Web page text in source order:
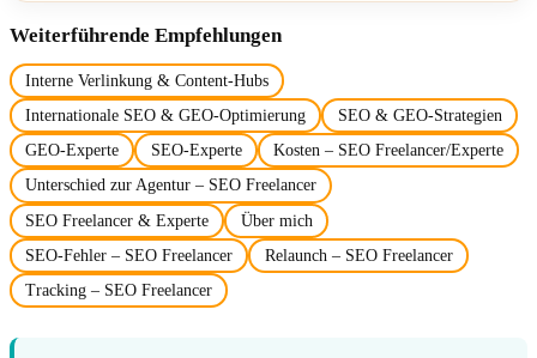
Weiterführende Empfehlungen
Interne Verlinkung & Content-Hubs
Internationale SEO & GEO-Optimierung
SEO & GEO-Strategien
GEO-Experte
SEO-Experte
Kosten – SEO Freelancer/Experte
Unterschied zur Agentur – SEO Freelancer
SEO Freelancer & Experte
Über mich
SEO-Fehler – SEO Freelancer
Relaunch – SEO Freelancer
Tracking – SEO Freelancer